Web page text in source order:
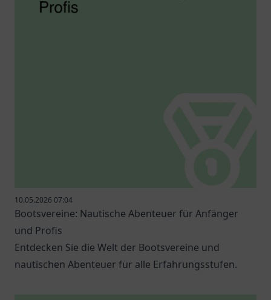
10.05.2026 07:04
Bootsvereine: Nautische Abenteuer für Anfänger
und Profis
Entdecken Sie die Welt der Bootsvereine und
nautischen Abenteuer für alle Erfahrungsstufen.